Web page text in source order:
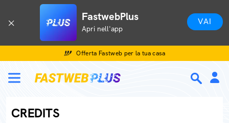
FastwebPlus
Apri nell'app
VAI
Offerta Fastweb per la tua casa
CREDITS